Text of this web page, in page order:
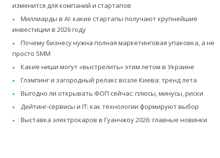
изменится для компаний и стартапов
Миллиарды в AI: какие стартапы получают крупнейшие
инвестиции в 2026 году
Почему бизнесу нужна полная маркетинговая упаковка, а не
просто SMM
Какие ниши могут «выстрелить» этим летом в Украине
Глэмпинг и загородный релакс возле Киева: тренд лета
Выгодно ли открывать ФОП сейчас: плюсы, минусы, риски
Дейтинг-сервисы и IT: как технологии формируют выбор
Выставка электрокаров в Гуанчжоу 2026: главные новинки